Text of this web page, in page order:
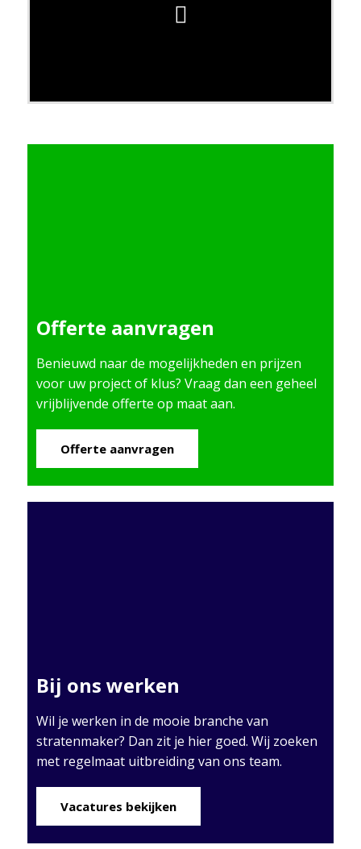
Offerte aanvragen
Benieuwd naar de mogelijkheden en prijzen
voor uw project of klus? Vraag dan een geheel
vrijblijvende offerte op maat aan.
Offerte aanvragen
Bij ons werken
Wil je werken in de mooie branche van
stratenmaker? Dan zit je hier goed. Wij zoeken
met regelmaat uitbreiding van ons team.
Vacatures bekijken